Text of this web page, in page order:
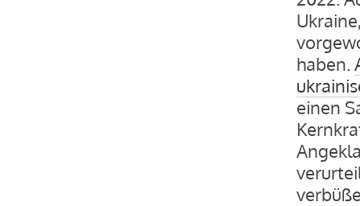
haben.
einen